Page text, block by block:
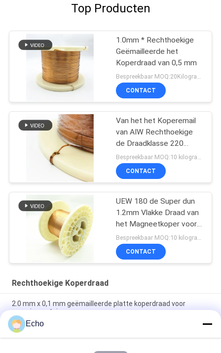
Top Producten
1.0mm * Rechthoekige
Geëmailleerde het
Koperdraad van 0,5 mm
Bespreekbaar MOQ:20Kilogram/Kilograms
CONTACT
Van het het Koperemail
van AIW Rechthoekige
de Draadklasse 220
2.0*1.0mm
CONTACT
UEW 180 de Super dun
1.2mm Vlakke Draad van
het Magneetkoper voor
het Winden
CONTACT
Rechthoekige Koperdraad
2.0 mm x 0,1 mm geëmailleerde platte koperdraad voor
energievoertuigen
Super 1,8 mmx0,2 mm UL AIW Emaillebedekte koperen platte
draad voor motor
Echo